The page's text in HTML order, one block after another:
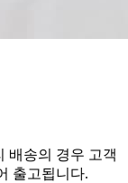
배송의 경우 고객
출고됩니다.